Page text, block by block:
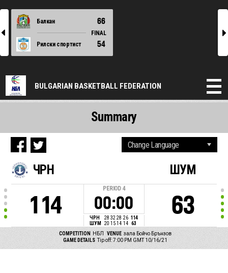
l
Балкан 66
FINAL
Рилски спортист
54
r
BULGARIAN BASKETBALL FEDERATION
ЧРН
114
PERIOD 4
00:00
ЧРН 28 32 28 26 114
ШУМ
20 15 14 14 63
ШУМ
63
COMPETITION НБЛ VENUE зала Бойчо Брънзов
GAME DETAILS Tip off: 7:00 PM GMT 10/16/21
Summary